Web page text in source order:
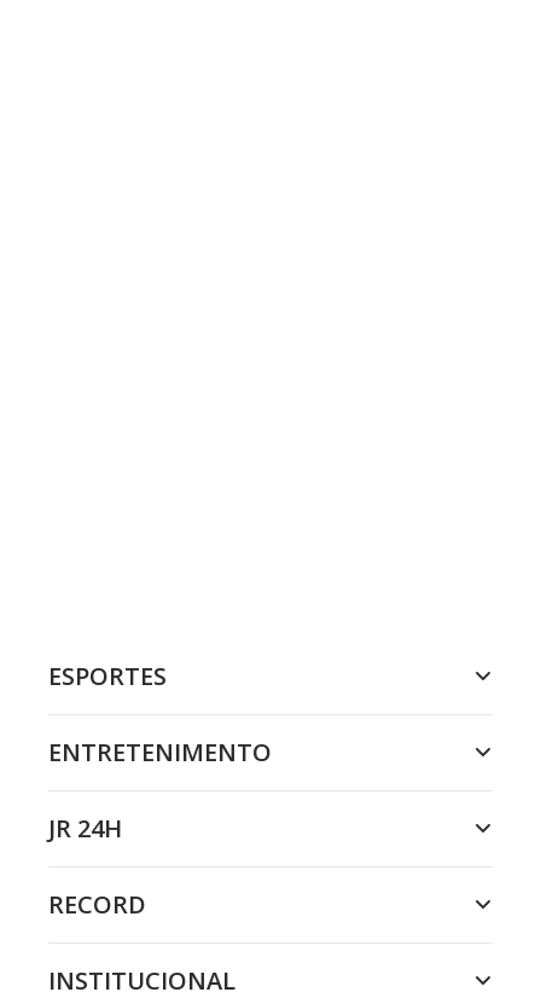
ESPORTES
ENTRETENIMENTO
JR 24H
RECORD
INSTITUCIONAL